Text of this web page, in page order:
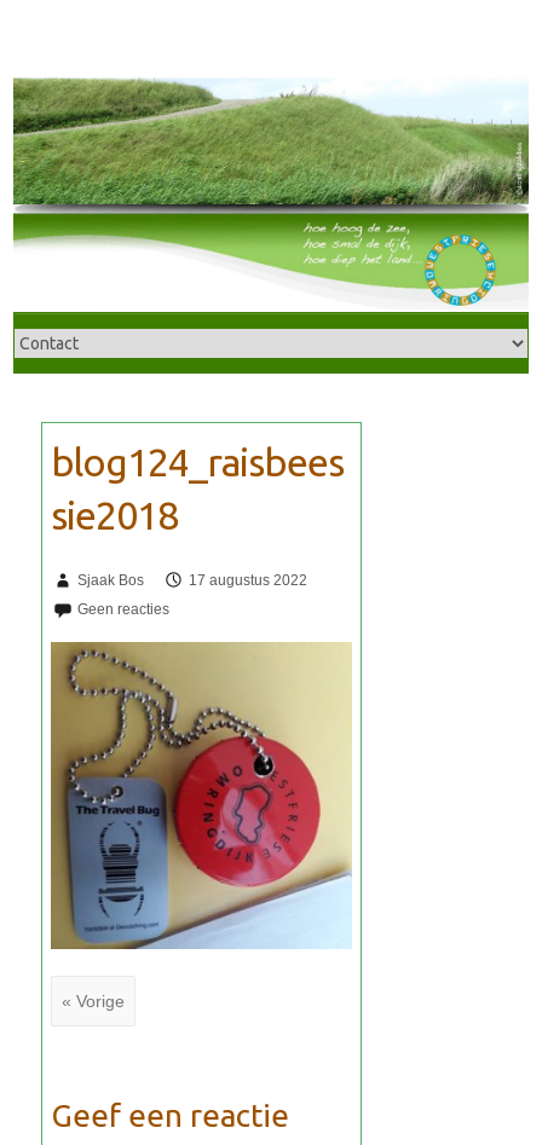
Sjaak Bos 17 augustus 2022
« Vorige
Geef een reactie